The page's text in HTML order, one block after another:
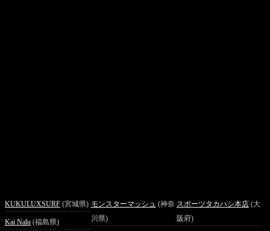
KUKULUXSURF (宮城県)
Kai Nalu (福島県)
モンスターマッシュ (神奈
川県)
スポーツタカハシ本店 (大
阪府)